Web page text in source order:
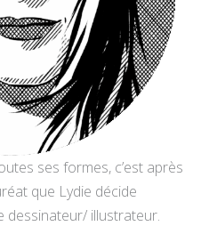
ses formes, c’est après
que Lydie décide
dessinateur/ illustrateur.